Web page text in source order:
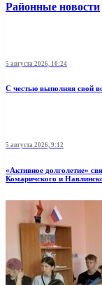
Районные новости
5 августа 2026, 10:24
С честью выполняя свой
5 августа 2026, 9:12
«Активное долголетие»
Комаричского и